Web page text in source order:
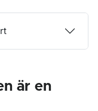
är en